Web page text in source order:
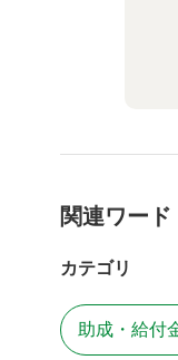
関連ワード
カテゴリ
助成・給付